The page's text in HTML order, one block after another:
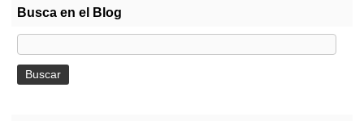
Busca en el Blog